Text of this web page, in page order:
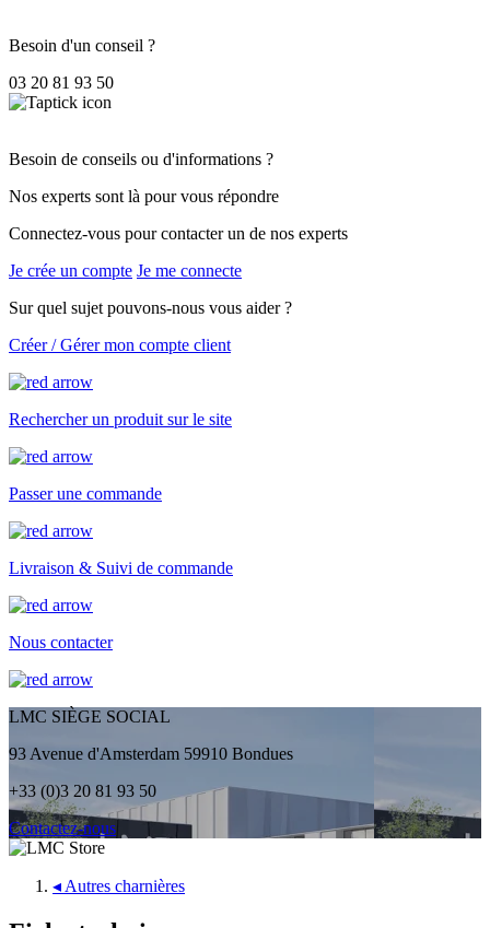
Besoin d'un conseil ?
03 20 81 93 50
Besoin de conseils ou d'informations ?
Nos experts sont là pour vous répondre
Connectez-vous pour contacter un de nos experts
Je crée un compte Je me connecte
Sur quel sujet pouvons-nous vous aider ?
Créer / Gérer mon compte client
Rechercher un produit sur le site
Passer une commande
Livraison & Suivi de commande
Nous contacter
LMC SIÈGE SOCIAL
93 Avenue d'Amsterdam 59910 Bondues
+33 (0)3 20 81 93 50
Contactez-nous
◂ Autres charnières